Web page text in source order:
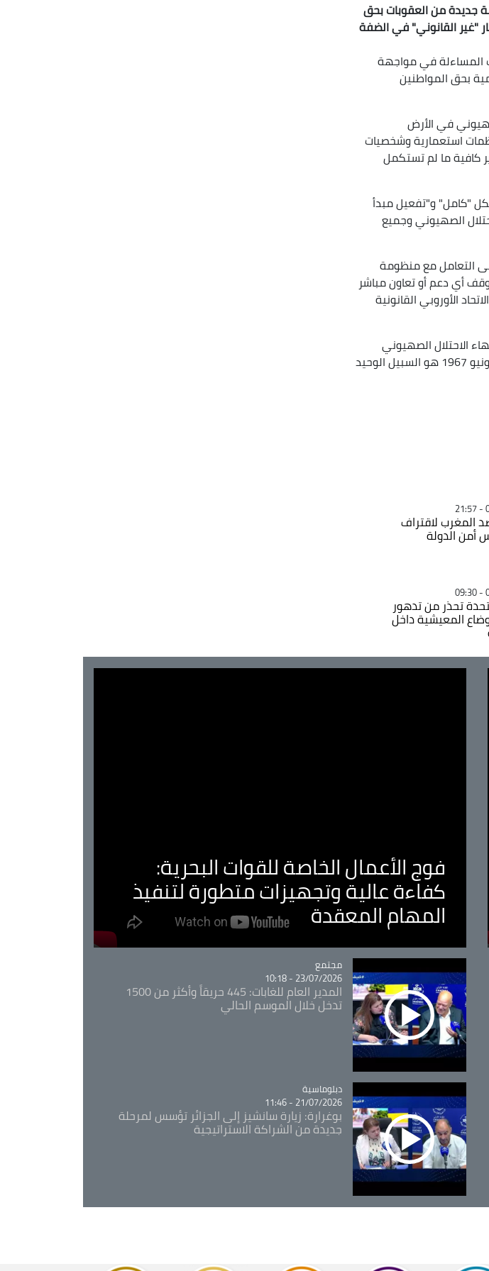
جديدة من العقوبات بحق
"غير القانوني" في الضفة
المساءلة في مواجهة
بحق المواطنين
في الأرض
استعمارية وشخصيات
كافية ما لم تستكمل
"كامل" و"تفعيل مبدأ
الصهيوني وجميع
التعامل مع منظومة
أي دعم أو تعاون مباشر
الأوروبي القانونية
الاحتلال الصهيوني
وتجسيد دولة فلسطين المستقلة بعاصمتها القدس الشرقية على حدود الرابع من يونيو 1967 هو السبيل الوحيد
المغرب لاقتراف
أمن الدولة
تحذر من تدهور
المعيشية داخل
فوج الأعمال الخاصة للقوات البحرية:
كفاءة عالية وتجهيزات متطورة لتنفيذ
المهام المعقدة
Catégorie
مجتمع
23/07/2026 - 10:18
المدير العام للغابات: 445 حريقاً وأكثر من 1500
تدخل خلال الموسم الحالي
Catégorie
دبلوماسية
21/07/2026 - 11:46
بوغرارة: زيارة سانشيز إلى الجزائر تؤسس لمرحلة
جديدة من الشراكة الاستراتيجية